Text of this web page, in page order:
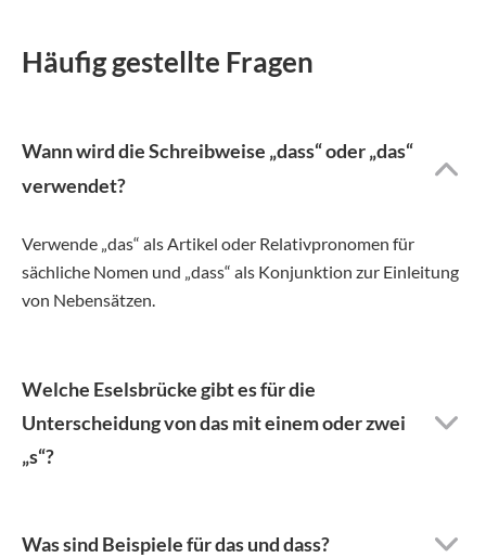
Häufig gestellte Fragen
Wann wird die Schreibweise „dass“ oder „das“
verwendet?
Verwende „das“ als Artikel oder Relativpronomen für
sächliche Nomen und „dass“ als Konjunktion zur Einleitung
von Nebensätzen.
Welche Eselsbrücke gibt es für die
Unterscheidung von das mit einem oder zwei
„s“?
Was sind Beispiele für das und dass?